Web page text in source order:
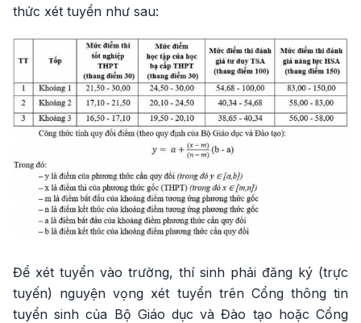
thức xét tuyển như sau:
Để xét tuyển vào trường, thí sinh phải đăng ký (trực
tuyến) nguyện vọng xét tuyển trên Cổng thông tin
tuyển sinh của Bộ Giáo dục và Đào tạo hoặc Cổng